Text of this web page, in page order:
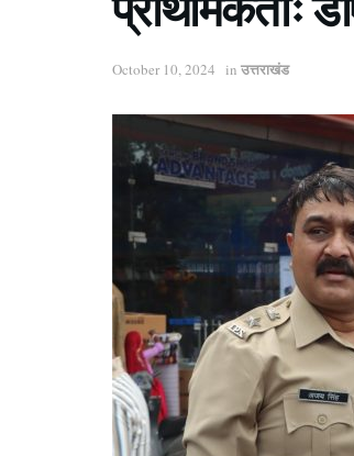
October 10, 2024 in उत्तराखंड